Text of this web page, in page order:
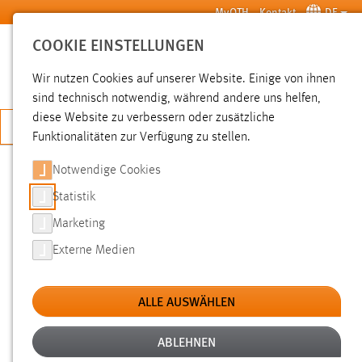
Zum Hauptinhalt springen MyOTH Kontakt DE
SUCHE
JETZT BEWERBEN
Hochschule Aktuelles News der OTH Amberg-Weiden
START ZUM RACE ACROSS
AMERICA
18.06.2012
Seit dem 16. Juni 2012 kämpfen sich Teams
aus aller Welt auf ihren Fahrrädern quer
COOKIE EINSTELLUNGEN
Wir nutzen Cookies auf unserer Website. Einige von ihnen
sind technisch notwendig, während andere uns helfen,
diese Website zu verbessern oder zusätzliche
Funktionalitäten zur Verfügung zu stellen.
Notwendige Cookies
Statistik
Marketing
Externe Medien
ALLE AUSWÄHLEN
ABLEHNEN